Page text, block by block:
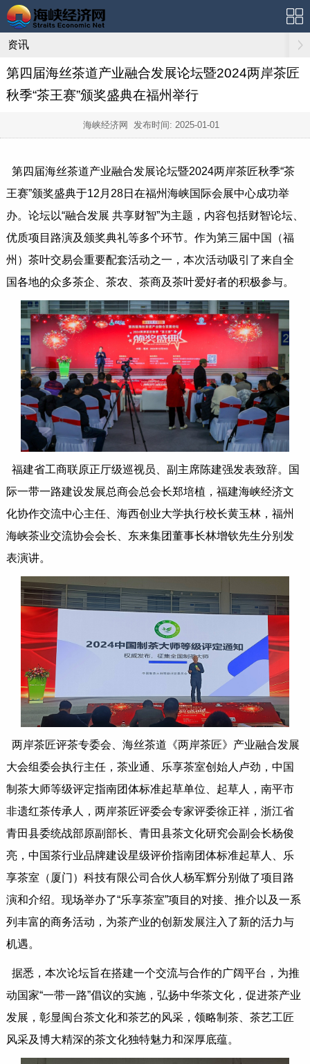
资讯
第四届海丝茶道产业融合发展论坛暨2024两岸茶匠
秋季“茶王赛”颁奖盛典在福州举行
海峡经济网 发布时间: 2025-01-01
第四届海丝茶道产业融合发展论坛暨2024两岸茶匠秋季“茶
王赛”颁奖盛典于12月28日在福州海峡国际会展中心成功举
办。论坛以“融合发展 共享财智”为主题，内容包括财智论坛、
优质项目路演及颁奖典礼等多个环节。作为第三届中国（福
州）茶叶交易会重要配套活动之一，本次活动吸引了来自全
国各地的众多茶企、茶农、茶商及茶叶爱好者的积极参与。
福建省工商联原正厅级巡视员、副主席陈建强发表致辞。国
际一带一路建设发展总商会总会长郑培植，福建海峡经济文
化协作交流中心主任、海西创业大学执行校长黄玉林，福州
海峡茶业交流协会会长、东来集团董事长林增钦先生分别发
表演讲。
两岸茶匠评茶专委会、海丝茶道《两岸茶匠》产业融合发展
大会组委会执行主任，茶业通、乐享茶室创始人卢劲，中国
制茶大师等级评定指南团体标准起草单位、起草人，南平市
非遗红茶传承人，两岸茶匠评委会专家评委徐正祥，浙江省
青田县委统战部原副部长、青田县茶文化研究会副会长杨俊
亮，中国茶行业品牌建设星级评价指南团体标准起草人、乐
享茶室（厦门）科技有限公司合伙人杨军辉分别做了项目路
演和介绍。现场举办了“乐享茶室”项目的对接、推介以及一系
列丰富的商务活动，为茶产业的创新发展注入了新的活力与
机遇。
据悉，本次论坛旨在搭建一个交流与合作的广阔平台，为推
动国家“一带一路”倡议的实施，弘扬中华茶文化，促进茶产业
发展，彰显闽台茶文化和茶艺的风采，领略制茶、茶艺工匠
风采及博大精深的茶文化独特魅力和深厚底蕴。